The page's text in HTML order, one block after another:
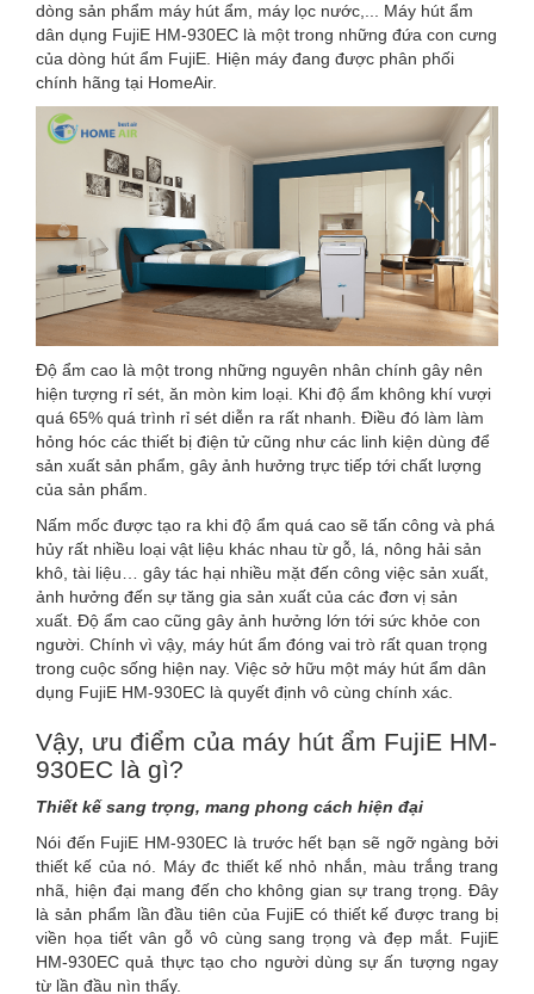
dòng sản phẩm máy hút ẩm, máy lọc nước,... Máy hút ẩm
dân dụng FujiE HM-930EC là một trong những đứa con cưng
của dòng hút ẩm FujiE. Hiện máy đang được phân phối
chính hãng tại HomeAir.
Độ ẩm cao là một trong những nguyên nhân chính gây nên
hiện tượng rỉ sét, ăn mòn kim loại. Khi độ ẩm không khí vượi
quá 65% quá trình rỉ sét diễn ra rất nhanh. Điều đó làm làm
hỏng hóc các thiết bị điện tử cũng như các linh kiện dùng để
sản xuất sản phẩm, gây ảnh hưởng trực tiếp tới chất lượng
của sản phẩm.
Nấm mốc được tạo ra khi độ ẩm quá cao sẽ tấn công và phá
hủy rất nhiều loại vật liệu khác nhau từ gỗ, lá, nông hải sản
khô, tài liệu… gây tác hại nhiều mặt đến công việc sản xuất,
ảnh hưởng đến sự tăng gia sản xuất của các đơn vị sản
xuất. Độ ẩm cao cũng gây ảnh hưởng lớn tới sức khỏe con
người. Chính vì vậy, máy hút ẩm đóng vai trò rất quan trọng
trong cuộc sống hiện nay. Việc sở hữu một máy hút ẩm dân
dụng FujiE HM-930EC là quyết định vô cùng chính xác.
Vậy, ưu điểm của máy hút ẩm FujiE HM-
930EC là gì?
Thiết kế sang trọng, mang phong cách hiện đại
Nói đến FujiE HM-930EC là trước hết bạn sẽ ngỡ ngàng bởi
thiết kế của nó. Máy đc thiết kế nhỏ nhắn, màu trắng trang
nhã, hiện đại mang đến cho không gian sự trang trọng. Đây
là sản phẩm lần đầu tiên của FujiE có thiết kế được trang bị
viền họa tiết vân gỗ vô cùng sang trọng và đẹp mắt. FujiE
HM-930EC quả thực tạo cho người dùng sự ấn tượng ngay
từ lần đầu nìn thấy.